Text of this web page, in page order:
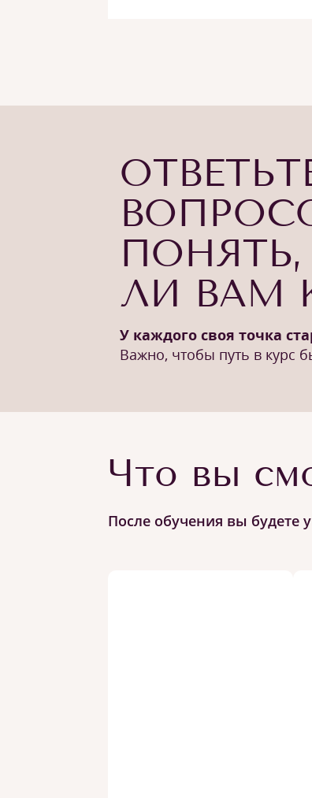
ЛИ ВАМ
У каждого своя точка
Важно, чтобы путь в курс
Что вы
После обучения вы будете